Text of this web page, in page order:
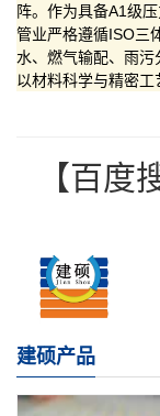
阵。作为具备A1级
管业严格遵循ISO三
水、燃气输配、雨污
以材料科学与精密工
【百度
建硕产品